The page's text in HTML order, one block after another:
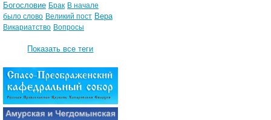
Богословие Брак В начале
было слово Великий пост Вера
Викариатство Вопросы
Показать все теги